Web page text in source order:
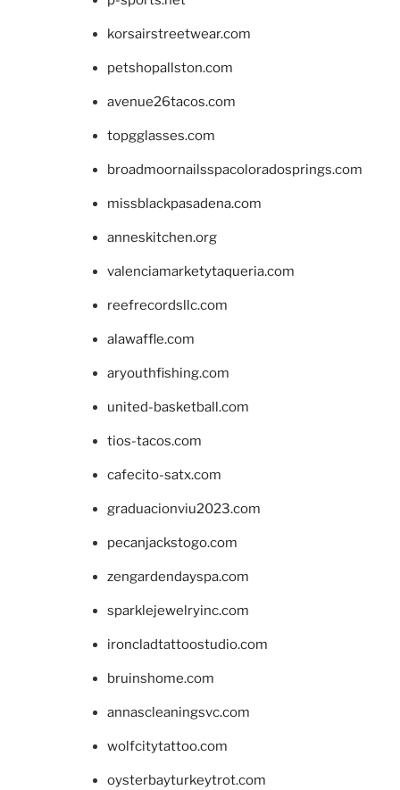
korsairstreetwear.com
petshopallston.com
avenue26tacos.com
topgglasses.com
broadmoornailsspacoloradosprings.com
missblackpasadena.com
anneskitchen.org
valenciamarketytaqueria.com
reefrecordsllc.com
alawaffle.com
aryouthfishing.com
united-basketball.com
tios-tacos.com
cafecito-satx.com
graduacionviu2023.com
pecanjackstogo.com
zengardendayspa.com
sparklejewelryinc.com
ironcladtattoostudio.com
bruinshome.com
annascleaningsvc.com
wolfcitytattoo.com
oysterbayturkeytrot.com